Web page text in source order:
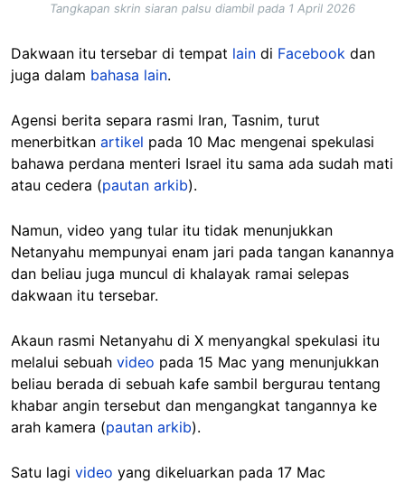
Tangkapan skrin siaran palsu diambil pada 1 April 2026
Dakwaan itu tersebar di tempat lain di Facebook dan
juga dalam bahasa lain.
Agensi berita separa rasmi Iran, Tasnim, turut
menerbitkan artikel pada 10 Mac mengenai spekulasi
bahawa perdana menteri Israel itu sama ada sudah mati
atau cedera (pautan arkib).
Namun, video yang tular itu tidak menunjukkan
Netanyahu mempunyai enam jari pada tangan kanannya
dan beliau juga muncul di khalayak ramai selepas
dakwaan itu tersebar.
Akaun rasmi Netanyahu di X menyangkal spekulasi itu
melalui sebuah video pada 15 Mac yang menunjukkan
beliau berada di sebuah kafe sambil bergurau tentang
khabar angin tersebut dan mengangkat tangannya ke
arah kamera (pautan arkib).
Satu lagi video yang dikeluarkan pada 17 Mac